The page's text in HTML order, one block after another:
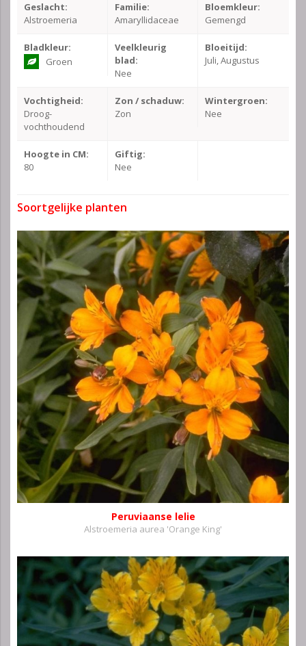
Geslacht:
Alstroemeria
Familie:
Amaryllidaceae
Bloemkleur:
Gemengd
Bladkleur:
Groen
Veelkleurig
blad:
Nee
Bloeitijd:
Juli, Augustus
Vochtigheid:
Droog-
vochthoudend
Zon / schaduw:
Zon
Wintergroen:
Nee
Hoogte in CM:
80
Giftig:
Nee
Soortgelijke planten
Peruviaanse lelie
Alstroemeria aurea 'Orange King'